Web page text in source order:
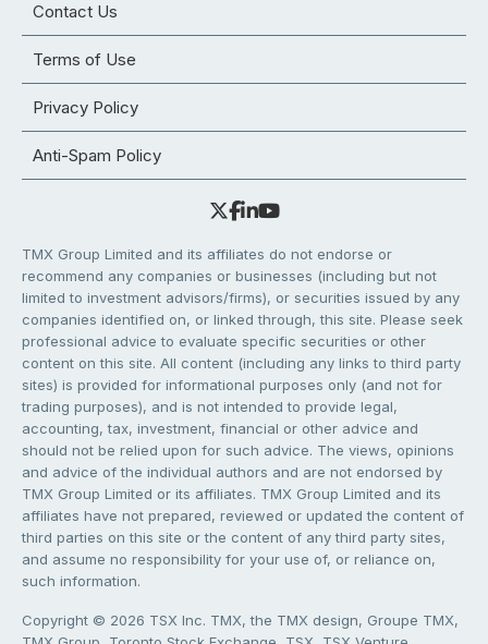
Contact Us
Terms of Use
Privacy Policy
Anti-Spam Policy
TMX Group Limited and its affiliates do not endorse or
recommend any companies or businesses (including but not
limited to investment advisors/firms), or securities issued by any
companies identified on, or linked through, this site. Please seek
professional advice to evaluate specific securities or other
content on this site. All content (including any links to third party
sites) is provided for informational purposes only (and not for
trading purposes), and is not intended to provide legal,
accounting, tax, investment, financial or other advice and
should not be relied upon for such advice. The views, opinions
and advice of the individual authors and are not endorsed by
TMX Group Limited or its affiliates. TMX Group Limited and its
affiliates have not prepared, reviewed or updated the content of
third parties on this site or the content of any third party sites,
and assume no responsibility for your use of, or reliance on,
such information.
Copyright © 2026 TSX Inc. TMX, the TMX design, Groupe TMX,